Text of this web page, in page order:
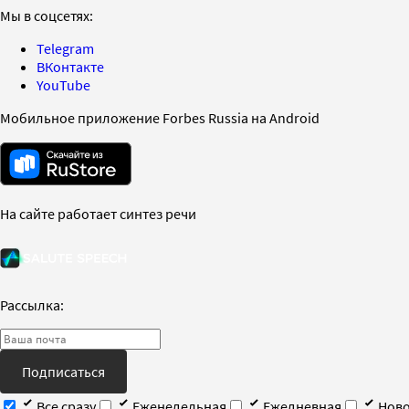
Мы в соцсетях:
Telegram
ВКонтакте
YouTube
Мобильное приложение Forbes Russia на Android
На сайте работает синтез речи
Рассылка:
Подписаться